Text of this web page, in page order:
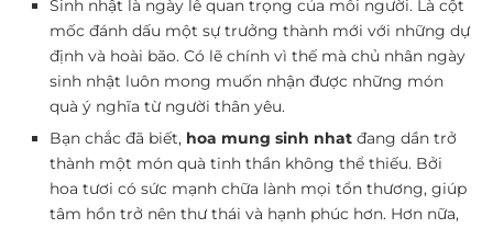
Sinh nhật là ngày lễ quan trọng của mỗi người. Là cột
mốc đánh dấu một sự trưởng thành mới với những dự
định và hoài bão. Có lẽ chính vì thế mà chủ nhân ngày
sinh nhật luôn mong muốn nhận được những món
quà ý nghĩa từ người thân yêu.
Bạn chắc đã biết, hoa mung sinh nhat đang dần trở
thành một món quà tinh thần không thể thiếu. Bởi
hoa tươi có sức mạnh chữa lành mọi tổn thương, giúp
tâm hồn trở nên thư thái và hạnh phúc hơn. Hơn nữa,